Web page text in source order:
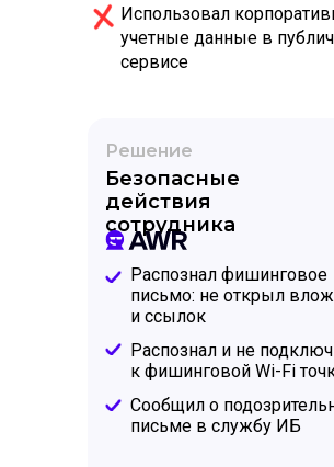
Решение
Безопасные
действия
сотрудника
Распознал фишинговое
письмо: не открыл
и ссылок
Распознал и не
к фишинговой Wi-Fi
Использовал
учетные данные в
сервисе
Сообщил о
письме в службу ИБ